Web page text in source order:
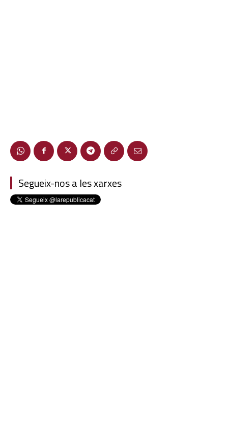
Segueix-nos a les xarxes